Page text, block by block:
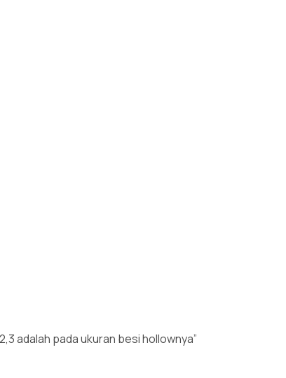
adalah pada ukuran besi hollownya”